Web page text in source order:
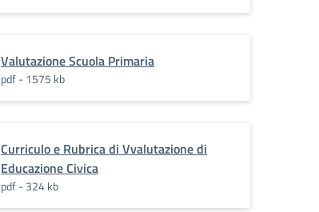
Valutazione Scuola Primaria
pdf - 1575 kb
Curriculo e Rubrica di Vvalutazione di
Educazione Civica
pdf - 324 kb